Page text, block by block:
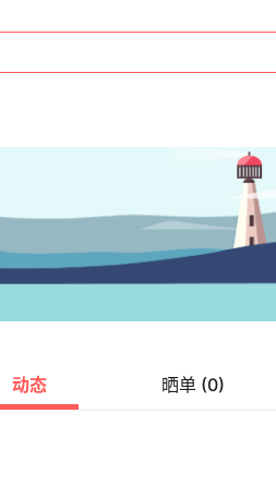
动态 晒单 (0)